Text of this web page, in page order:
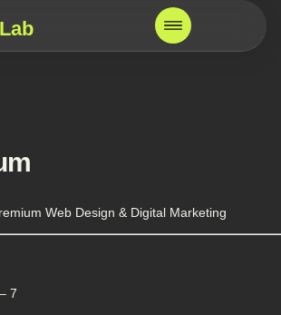
Web Design & Digital Marketing
7